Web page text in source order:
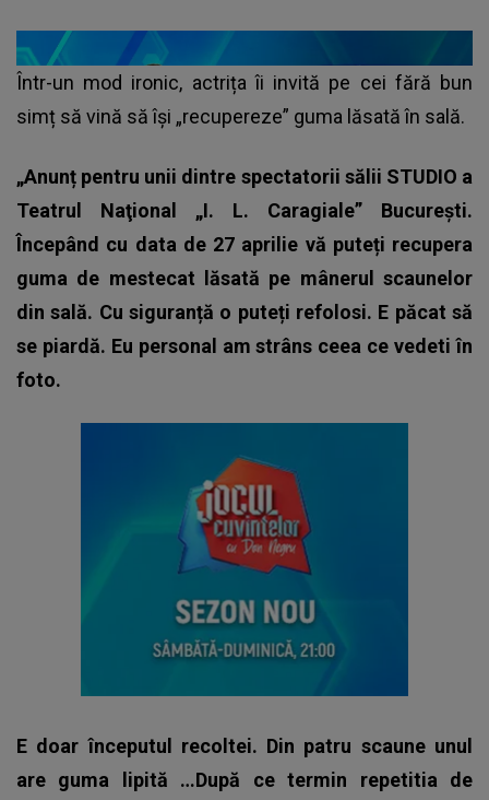
Într-un mod ironic, actrița îi invită pe cei fără bun
simț să vină să își „recupereze” guma lăsată în sală.
„Anunț pentru unii dintre spectatorii sălii STUDIO a
Teatrul Naţional „I. L. Caragiale” Bucureşti.
Începând cu data de 27 aprilie vă puteți recupera
guma de mestecat lăsată pe mânerul scaunelor
din sală. Cu siguranță o puteți refolosi. E păcat să
se piardă. Eu personal am strâns ceea ce vedeti în
foto.
E doar începutul recoltei. Din patru scaune unul
are guma lipită …După ce termin repetitia de